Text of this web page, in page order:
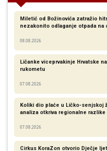
Miletić od Božinovića zatražio
nezakonito odlaganje otpada na
08.08.2026
Ličanke viceprvakinje Hrvatske
rukometu
07.08.2026
Koliki dio plaće u Ličko-senjskoj
analiza otkriva regionalne razlike​
07.08.2026
Cirkus KoraZon otvorio Dječje